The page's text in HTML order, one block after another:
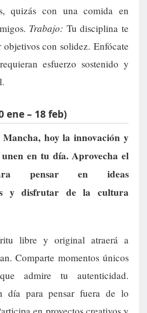
quizás con una comida en
Trabajo: Tu disciplina te
con solidez. Enfócate
esfuerzo sostenido y
ene – 18 feb)
hoy la innovación y
en tu día. Aprovecha el
pensar en ideas
y disfrutar de la cultura
libre y original atraerá a
Comparte momentos únicos
admire tu autenticidad.
día para pensar fuera de lo